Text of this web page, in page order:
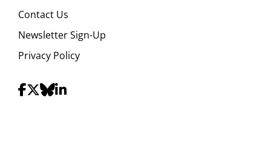
Contact Us
Newsletter Sign-Up
Privacy Policy